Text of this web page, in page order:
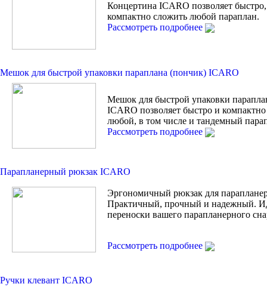
Концертина ICARO позволяет
компактно сложить любой параплан.
Рассмотреть подробнее
Мешок для быстрой упаковки параплана (пончик) ICARO
Мешок для быстрой упаковки
ICARO позволяет быстро и
любой, в том числе и тандемный
Рассмотреть подробнее
Парапланерный рюкзак ICARO
Эргономичный рюкзак для
Практичный, прочный и надежный.
переноски вашего парапланерного
Рассмотреть подробнее
Ручки клевант ICARO